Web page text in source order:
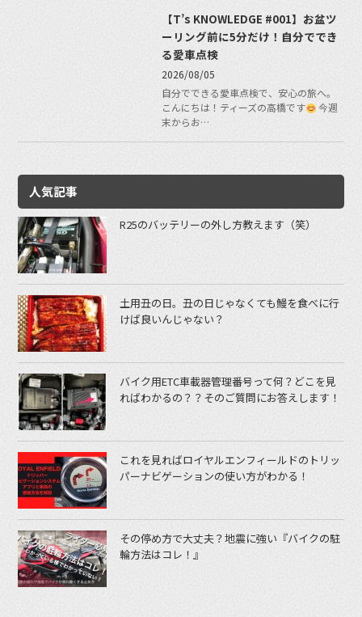
【T’s KNOWLEDGE #001】お盆ツ
ーリング前に5分だけ！自分ででき
る愛車点検
2026/08/05
自分でできる愛車点検で、安心の旅へ。
こんにちは！ティーズの高橋です
今週
末からお…
人気記事
R25のバッテリーの外し方教えます（笑）
土用丑の日。丑の日じゃなくても鰻を食べに行
けば良いんじゃない？
バイク用ETC車載器管理番号って何？どこを見
ればわかるの？？そのご質問にお答えします！
これを見ればロイヤルエンフィールドのトリッ
パーナビゲーションの使い方がわかる！
その停め方で大丈夫？地震に強い『バイクの駐
輪方法はコレ！』